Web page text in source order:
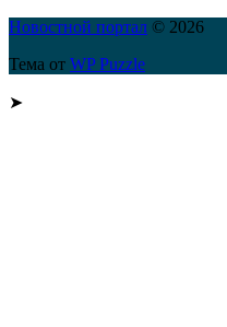
Новостной портал © 2026
Тема от WP Puzzle
➤